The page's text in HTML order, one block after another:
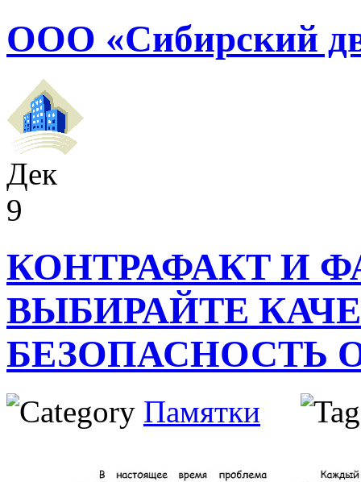
ООО «Сибирский
Дек
9
КОНТРАФАКТ И
ВЫБИРАЙТЕ
БЕЗОПАСНОСТЬ
Памятки